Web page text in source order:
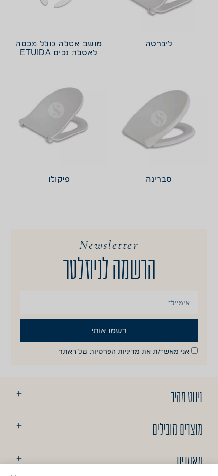
ליברטה
מושב אסלה כולל מכסה
לאסלת נכים ETUIDA
סברינה פיקולו
Newsletter
הרשמה לניוזלטר
אני מאשר/ת את מדיניות הפרטיות של האתר
רשמו אותי
ניווט מהיר
מוצרים מובילים
מאמרים